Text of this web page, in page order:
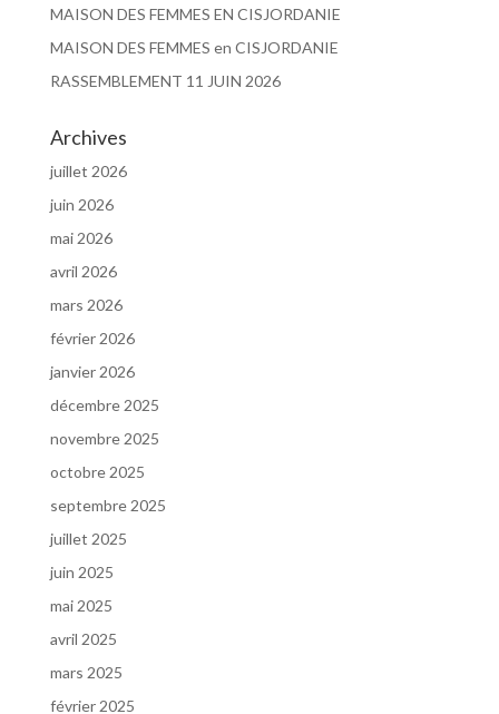
MAISON DES FEMMES EN CISJORDANIE
MAISON DES FEMMES en CISJORDANIE
RASSEMBLEMENT 11 JUIN 2026
Archives
juillet 2026
juin 2026
mai 2026
avril 2026
mars 2026
février 2026
janvier 2026
décembre 2025
novembre 2025
octobre 2025
septembre 2025
juillet 2025
juin 2025
mai 2025
avril 2025
mars 2025
février 2025